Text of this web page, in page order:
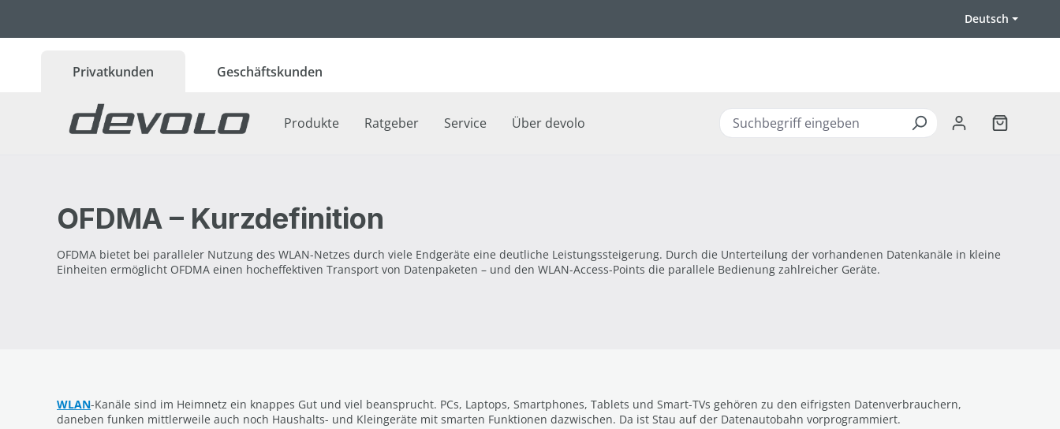
Deutsch
Privatkunden Geschäftskunden
Produkte Ratgeber Service Über devolo
OFDMA – Kurzdefinition
OFDMA bietet bei paralleler Nutzung des WLAN-Netzes durch viele Endgeräte eine deutliche Leistungssteigerung. Durch die Unterteilung der vorhandenen Datenkanäle in kleine
Einheiten ermöglicht OFDMA einen hocheffektiven Transport von Datenpaketen – und den WLAN-Access-Points die parallele Bedienung zahlreicher Geräte.
WLAN-Kanäle sind im Heimnetz ein knappes Gut und viel beansprucht. PCs, Laptops, Smartphones, Tablets und Smart-TVs gehören zu den eifrigsten Datenverbrauchern,
daneben funken mittlerweile auch noch Haushalts- und Kleingeräte mit smarten Funktionen dazwischen. Da ist Stau auf der Datenautobahn vorprogrammiert.